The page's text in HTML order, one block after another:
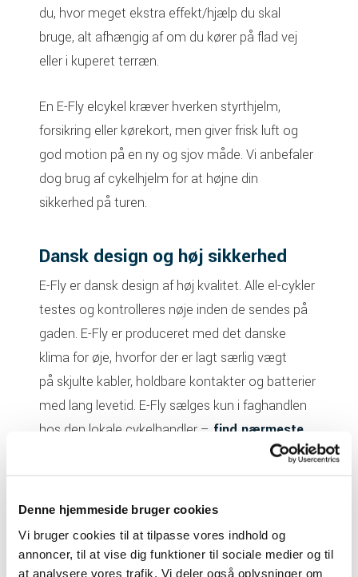
Denne hjemmeside bruger cookies
Vi bruger cookies til at tilpasse vores indhold og
annoncer, til at vise dig funktioner til sociale medier og til
at analysere vores trafik. Vi deler også oplysninger om
du, hvor meget ekstra effekt/hjælp du skal
bruge, alt afhængig af om du kører på flad vej
eller i kuperet terræn.
En E-Fly elcykel kræver hverken styrthjelm,
forsikring eller kørekort, men giver frisk luft og
god motion på en ny og sjov måde. Vi anbefaler
dog brug af cykelhjelm for at højne din
sikkerhed på turen.
Dansk design og høj sikkerhed
E-Fly er dansk design af høj kvalitet. Alle el-cykler
testes og kontrolleres nøje inden de sendes på
gaden. E-Fly er produceret med det danske
klima for øje, hvorfor der er lagt særlig vægt
på skjulte kabler, holdbare kontakter og batterier
med lang levetid. E-Fly sælges kun i faghandlen
hos den lokale cykelhandler – find nærmeste